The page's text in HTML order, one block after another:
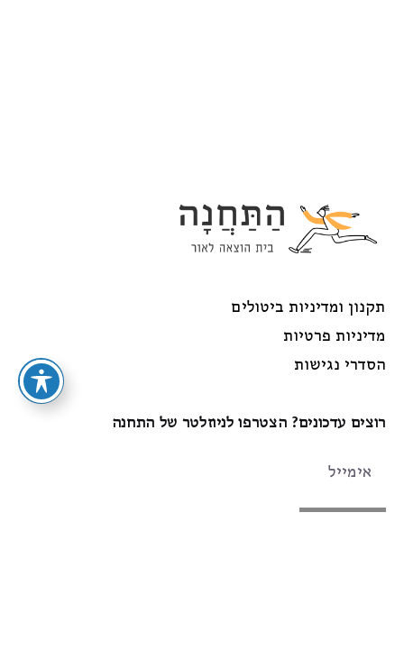
תקנון ומדיניות ביטולים
מדיניות פרטיות
הסדרי נגישות
רוצים עדכונים? הצטרפו לניוזלטר של התחנה